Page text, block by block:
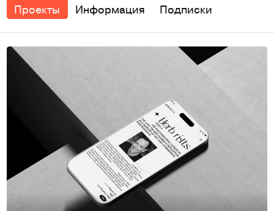
Проекты Информация Подписки